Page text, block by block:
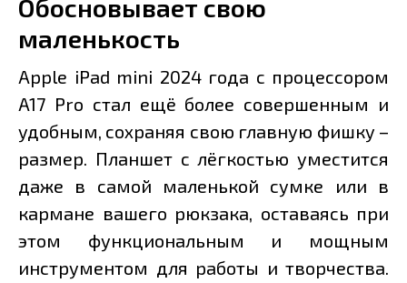
Обосновывает свою
маленькость
Apple iPad mini 2024 года с процессором
A17 Pro стал ещё более совершенным и
удобным, сохраняя свою главную фишку –
размер. Планшет с лёгкостью уместится
даже в самой маленькой сумке или в
кармане вашего рюкзака, оставаясь при
этом функциональным и мощным
инструментом для работы и творчества.